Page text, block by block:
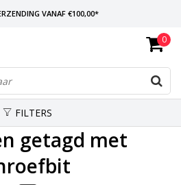
VANAF €100,00*
14:00 BESTELD, ZELFDE DAG VERZONDEN
LEVERING
0
FILTERS
getagd met